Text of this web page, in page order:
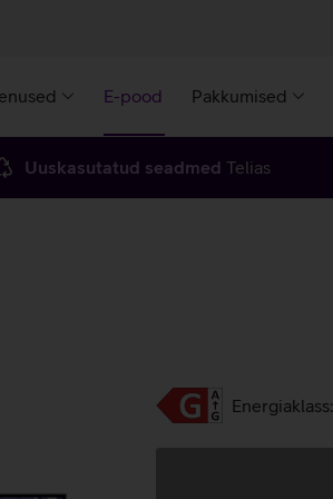
E-pood Pakkumised
Uuskasutatud seadmed Telias
Energiaklass: